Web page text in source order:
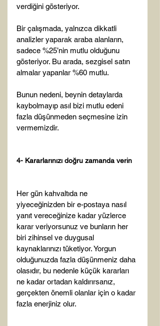
verdiğini gösteriyor.
Bir çalışmada, yalnızca dikkatli
analizler yaparak araba alanların,
sadece %25’nin mutlu olduğunu
gösteriyor. Bu arada, sezgisel satın
almalar yapanlar %60 mutlu.
Bunun nedeni, beynin detaylarda
kaybolmayıp asıl bizi mutlu edeni
fazla düşünmeden seçmesine izin
vermemizdir.
4- Kararlarınızı doğru zamanda verin
Her gün kahvaltıda ne
yiyeceğinizden bir e-postaya nasıl
yanıt vereceğinize kadar yüzlerce
karar veriyorsunuz ve bunların her
biri zihinsel ve duygusal
kaynaklarınızı tüketiyor. Yorgun
olduğunuzda fazla düşünmeniz daha
olasıdır, bu nedenle küçük kararları
ne kadar ortadan kaldırırsanız,
gerçekten önemli olanlar için o kadar
fazla enerjiniz olur.